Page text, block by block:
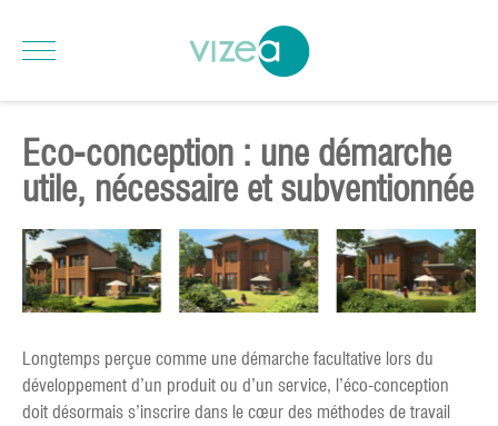
Eco-conception : une démarche
utile, nécessaire et subventionnée
Longtemps perçue comme une démarche facultative lors du
développement d’un produit ou d’un service, l’éco-conception
doit désormais s’inscrire dans le cœur des méthodes de travail